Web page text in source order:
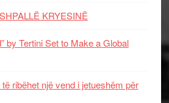
KRYESINË
by Tertini Set to Make a Global
ribëhet një vend i jetueshëm për